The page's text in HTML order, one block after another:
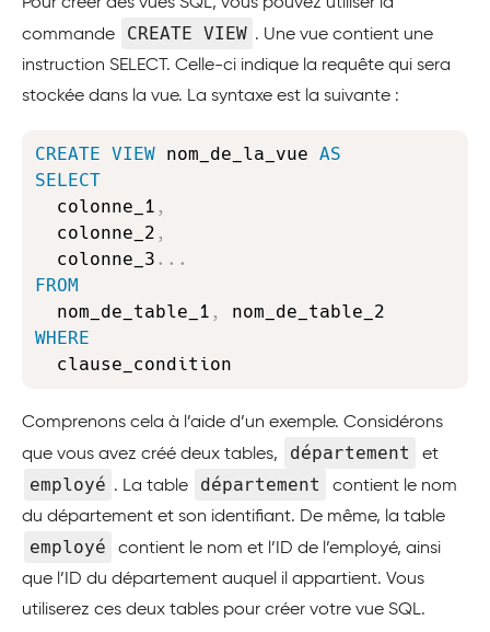
commande
CREATE VIEW . Une vue contient une
instruction SELECT. Celle-ci indique la requête qui sera
stockée dans la vue. La syntaxe est la suivante :
CREATE VIEW nom_de_la_vue AS
SELECT
  colonne_1
,
  colonne_2
,
  colonne_3
. . .
FROM
  nom_de_table_1
,
WHERE
  clause_condition
Comprenons cela à l’aide d’un exemple. Considérons
que vous avez créé deux tables,
département et
employé . La table département
contient le nom
du département et son identifiant. De même, la table
employé
contient le nom et l’ID de l’employé, ainsi
que l’ID du département auquel il appartient. Vous
utiliserez ces deux tables pour créer votre vue SQL.